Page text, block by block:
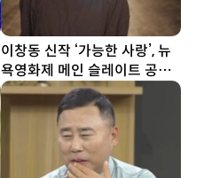
이창동 신작 ‘가능한 사랑’, 뉴
욕영화제 메인 슬레이트 공식
초청